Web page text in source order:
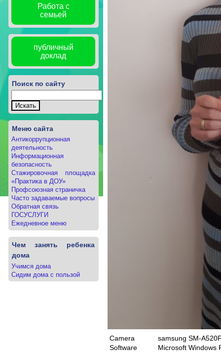
Работа с
семьей
публичный
доклад
Поиск по сайту
Меню сайта
Антикоррупционная
деятельность
Информационная
безопасность
Стажировочная площадка
«Практика в ДОУ»
Профсоюзная страничка
Часто задаваемые вопросы
Обратная связь
ГОСУСЛУГИ
Ежедневное меню
Чем занять ребенка
дома
Учимся дома
Сидим дома с пользой
Camera
samsung SM-
Software
Microsoft Windows